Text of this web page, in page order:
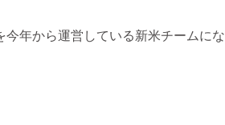
年から運営している新米チームにな